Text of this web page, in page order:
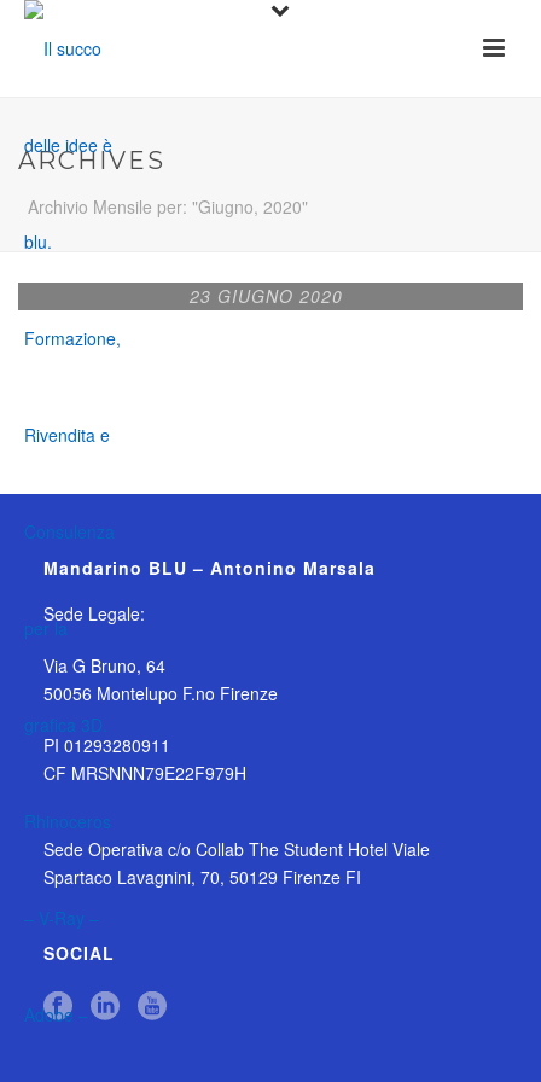
ARCHIVES
Archivio Mensile per: "Giugno, 2020"
23 GIUGNO 2020
Mandarino BLU – Antonino Marsala
Sede Legale:
Via G Bruno, 64
50056 Montelupo F.no Firenze
PI 01293280911
CF MRSNNN79E22F979H
Sede Operativa c/o Collab The Student Hotel Viale
Spartaco Lavagnini, 70, 50129 Firenze FI
SOCIAL